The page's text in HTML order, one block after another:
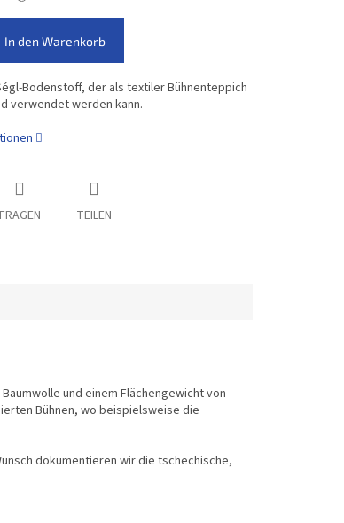
In den Warenkorb
Bodenstoff, der als textiler Bühnenteppich
verwendet werden kann.
FRAGEN TEILEN
und einem Flächengewicht von
Bühnen, wo beispielsweise die
dokumentieren wir die tschechische,